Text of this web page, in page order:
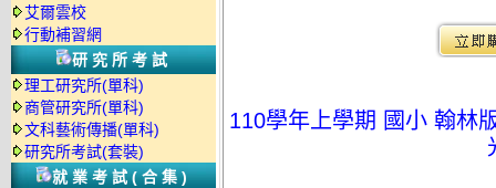
艾爾雲校
行動補習網
研究所考試
理工研究所(單科)
商管研究所(單科)
文科藝術傳播(單科)
研究所考試(套裝)
就業考試(合集)
110學年上學期 國小 翰林